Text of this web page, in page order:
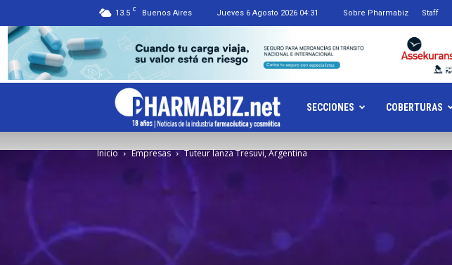
13.5 C Buenos Aires Jueves 6 Agosto 2026 04:31 Sobre Pharmabiz Staff
Pharmabiz.NET
SECCIONES COBERTURAS
Inicio Empresas Tuteur lanza Tresuvi, Argentina